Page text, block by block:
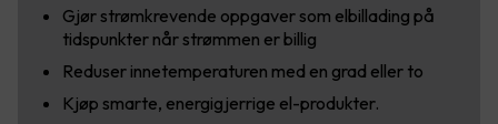
Gjør strømkrevende oppgaver som elbillading på
tidspunkter når strømmen er billig
Reduser innetemperaturen med en grad eller to
Kjøp smarte, energigjerrige el-produkter.